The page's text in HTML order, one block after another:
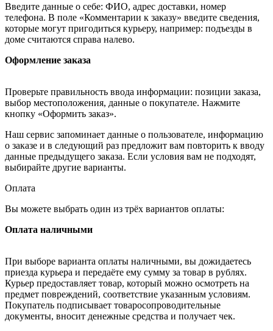
Введите данные о себе: ФИО, адрес доставки, номер
телефона. В поле «Комментарии к заказу» введите сведения,
которые могут пригодиться курьеру, например: подъезды в
доме считаются справа налево.
Оформление заказа
Проверьте правильность ввода информации: позиции заказа,
выбор местоположения, данные о покупателе. Нажмите
кнопку «Оформить заказ».
Наш сервис запоминает данные о пользователе, информацию
о заказе и в следующий раз предложит вам повторить к вводу
данные предыдущего заказа. Если условия вам не подходят,
выбирайте другие варианты.
Оплата
Вы можете выбрать один из трёх вариантов оплаты:
Оплата наличными
При выборе варианта оплаты наличными, вы дожидаетесь
приезда курьера и передаёте ему сумму за товар в рублях.
Курьер предоставляет товар, который можно осмотреть на
предмет повреждений, соответствие указанным условиям.
Покупатель подписывает товаросопроводительные
документы, вносит денежные средства и получает чек.